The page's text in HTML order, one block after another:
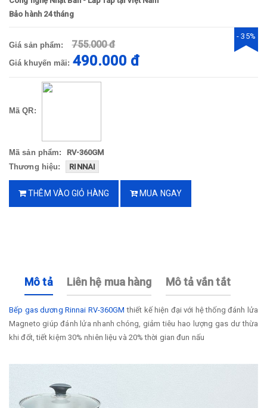
Bảo hành 24 tháng
Giá sản phẩm: 755.000 đ
Giá khuyến mãi: 490.000 đ
- 35%
Mã QR:
Mã sản phẩm:
RV-360GM
Thương hiệu:
RINNAI
THÊM VÀO GIỎ HÀNG MUA NGAY
Mô tả Liên hệ mua hàng Mô tả vắn tắt
Bếp gas dương Rinnai RV-360GM thiết kế hiện đại với hệ thống đánh lửa
Magneto giúp đánh lửa nhanh chóng, giảm tiêu hao lượng gas dư thừa
khi đốt, tiết kiệm 30% nhiên liệu và 20% thời gian đun nấu